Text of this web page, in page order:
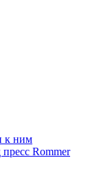
к ним
Rommer